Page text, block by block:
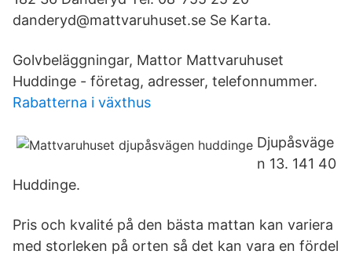
danderyd@mattvaruhuset.se Se Karta.
Golvbeläggningar, Mattor Mattvaruhuset
Huddinge - företag, adresser, telefonnummer.
Rabatterna i växthus
Djupåsväge
n 13. 141 40
Huddinge.
Pris och kvalité på den bästa mattan kan variera
med storleken på orten så det kan vara en fördel